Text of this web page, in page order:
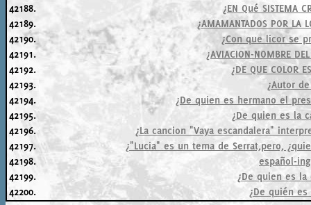
42188.
¿EN Qué SISTEMA
42189.
¿AMAMANTADOS POR LA
42190.
¿Con que licor se
42191.
¿AVIACION-NOMBRE
42192.
¿DE QUE COLOR
42193.
¿Autor
42194.
¿De quien es hermano el
42195.
¿De quien es la
42196.
¿La cancion "Vaya escandalera"
42197.
¿"Lucia" es un tema de Serrat,pero,
42198.
español-
42199.
¿De quien es la
42200.
¿De quién